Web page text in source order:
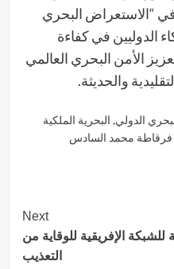
“الاستعراض البحري
الدوليين في كفاءة
الأمن البحري العالمي
والحديثة.
الدولي, البحرية الملكية
فرقاطة محمد السادس
Next
للشبكة الإفريقية للوقاية من
التعذيب